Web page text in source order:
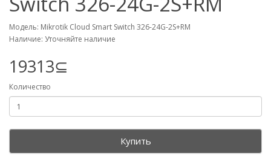
Модель: Mikrotik Cloud Smart Switch 326-24G-2S+RM
Наличие: Уточняйте наличие
19313⊆
Количество
Купить